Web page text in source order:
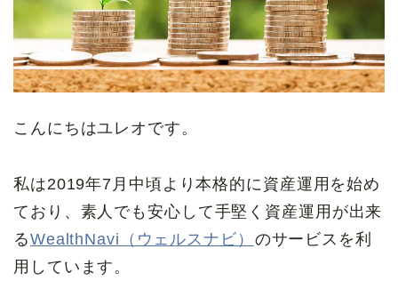
こんにちはユレオです。
私は2019年7月中頃より本格的に資産運用を始め
ており、素人でも安心して手堅く資産運用が出来
るWealthNavi（ウェルスナビ） のサービスを利
用しています。